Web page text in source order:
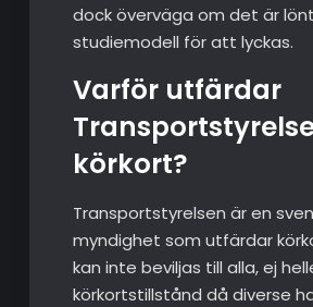
dock överväga om det är
studiemodell för att lyckas.
Varför utfärdar
körkort?
Transportstyrelsen är en
myndighet som utfärdar
kan inte beviljas till alla, ej
körkortstillstånd då diverse